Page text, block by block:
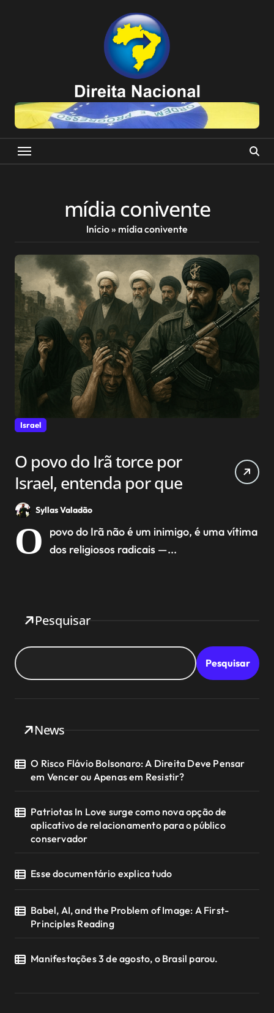
mídia conivente
Início» mídia conivente
Israel
O povo do Irã torce por
Israel, entenda por que
Syllas Valadão
O
povo do Irã não é um inimigo, é uma vítima
dos religiosos radicais —...
Pesquisar
Pesquisar
News
O Risco Flávio Bolsonaro: A Direita Deve Pensar
em Vencer ou Apenas em Resistir?
Patriotas In Love surge como nova opção de
aplicativo de relacionamento para o público
conservador
Esse documentário explica tudo
Babel, AI, and the Problem of Image: A First-
Principles Reading
Manifestações 3 de agosto, o Brasil parou.